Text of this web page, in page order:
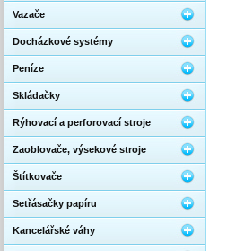
Vazače
Docházkové systémy
Peníze
Skládačky
Rýhovací a perforovací stroje
Zaoblovače, výsekové stroje
Štítkovače
Setřásačky papíru
Kancelářské váhy